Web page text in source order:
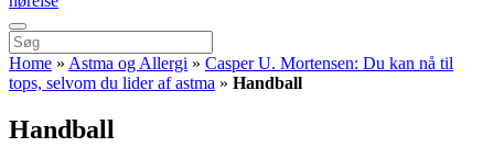
Home » Astma og Allergi » Casper U. Mortensen: Du kan nå til
tops, selvom du lider af astma » Handball
Handball